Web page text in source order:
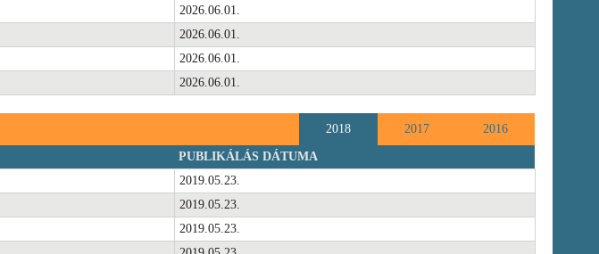
2026.06.01.
2026.06.01.
2026.06.01.
2026.06.01.
2018 2017 2016
PUBLIKÁLÁS DÁTUMA
2019.05.23.
2019.05.23.
2019.05.23.